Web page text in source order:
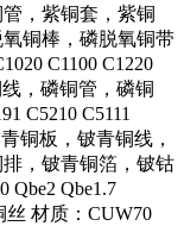
，紫铜套，紫铜
铜棒，磷脱氧铜带
C1100 C1220
，磷铜管，磷铜
C5210 C5111
铜板，铍青铜线，
，铍青铜箔，铍钴
Qbe2 Qbe1.7
丝 材质：CUW70